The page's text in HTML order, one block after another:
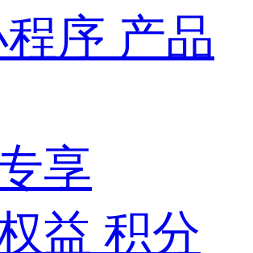
序 产品
享
益 积分